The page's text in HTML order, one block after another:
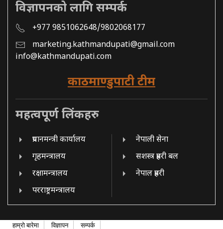
विज्ञापनको लागि सम्पर्क
+977 9851062648/9802068177
marketing.kathmandupati@gmail.com
info@kathmandupati.com
काठमाण्डुपाटी टीम
महत्वपूर्ण लिंकहरु
प्रधानमन्त्री कार्यालय
गृहमन्त्रालय
रक्षामन्त्रालय
परराष्ट्रमन्त्रालय
नेपाली सेना
सशस्त्र प्रहरी बल
नेपाल प्रहरी
हाम्रो बारेमा विज्ञापन सम्पर्क